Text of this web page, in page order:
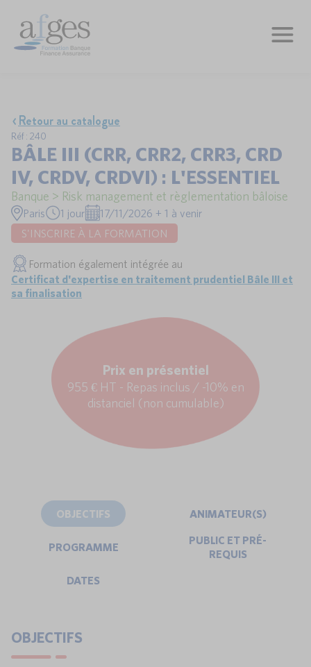
Retour au catalogue
Réf : 240
BÂLE III (CRR, CRR2, CRR3, CRD
IV, CRDV, CRDVI) : L'ESSENTIEL
Banque > Risk management et règlementation bâloise
Paris 1 jour
17/11/2026 + 1 à venir
S'INSCRIRE À LA FORMATION
Formation également intégrée au
Certificat d'expertise en traitement prudentiel Bâle III et
sa finalisation
Prix en présentiel
955 € HT - Repas inclus / -10% en
distanciel (non cumulable)
OBJECTIFS ANIMATEUR(S)
PROGRAMME
PUBLIC ET PRÉ-
REQUIS
DATES
OBJECTIFS